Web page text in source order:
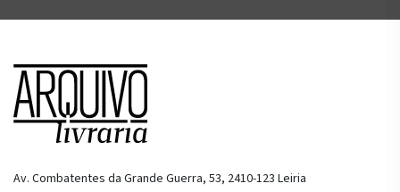
Av. Combatentes da Grande Guerra, 53, 2410-123 Leiria